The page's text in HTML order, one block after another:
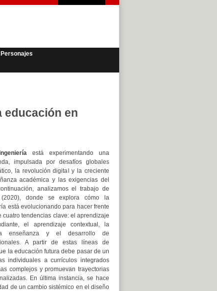
Personajes
educación en
está experimentando una
impulsada por desafíos globales
la revolución digital y la creciente
académica y las exigencias del
analizamos el trabajo de
donde se explora cómo la
está evolucionando para hacer frente
cuatro tendencias clave: el aprendizaje
el aprendizaje contextual, la
enseñanza y el desarrollo de
A partir de estas líneas de
la educación futura debe pasar de un
individuales a currículos integrados
complejos y promuevan trayectorias
En última instancia, se hace
de un cambio sistémico en el diseño